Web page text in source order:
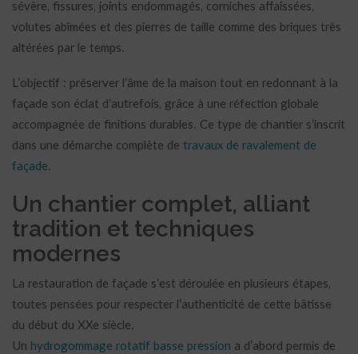
sévère, fissures, joints endommagés, corniches affaissées,
volutes abîmées et des pierres de taille comme des briques très
altérées par le temps.
L’objectif : préserver l’âme de la maison tout en redonnant à la
façade son éclat d’autrefois, grâce à une réfection globale
accompagnée de finitions durables. Ce type de chantier s’inscrit
dans une démarche complète de travaux de ravalement de
façade.
Un chantier complet, alliant
tradition et techniques
modernes
La restauration de façade s’est déroulée en plusieurs étapes,
toutes pensées pour respecter l’authenticité de cette bâtisse
du début du XXe siècle.
Un hydrogommage rotatif basse pression a d’abord permis de